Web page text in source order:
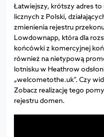
Łatwiejszy, krótszy adres
licznych z Polski,
zmienienia rejestru
Lowdownapp, która dla
końcówki z komercyjnej
również na nietypową
lotnisku w Heathrow
„welcometothe.uk”. Czy
Zobacz realizację tego
rejestru domen.